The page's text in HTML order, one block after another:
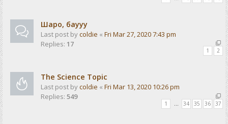
Шаро, баууу
Last post bycoldie « Fri Mar 27, 2020 7:43 pm
Replies: 17
1 2
The Science Topic
Last post bycoldie « Fri Mar 13, 2020 10:26 pm
Replies: 549
1 34 35 36 37